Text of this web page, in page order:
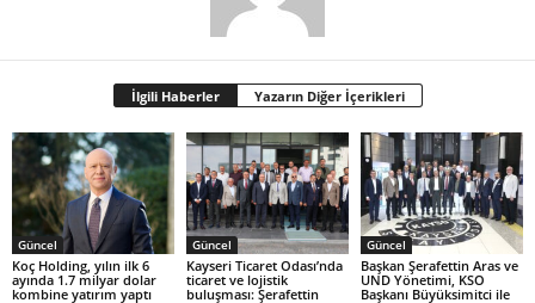
İlgili Haberler Yazarın Diğer İçerikleri
Güncel
Koç Holding, yılın ilk 6
ayında 1.7 milyar dolar
kombine yatırım yaptı
Güncel
Kayseri Ticaret Odası’nda
ticaret ve lojistik
buluşması: Şerafettin
Güncel
Başkan Şerafettin Aras ve
UND Yönetimi, KSO
Başkanı Büyüksimitci ile